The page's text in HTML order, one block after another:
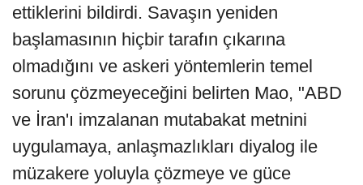
ettiklerini bildirdi. Savaşın yeniden
başlamasının hiçbir tarafın çıkarına
olmadığını ve askeri yöntemlerin temel
sorunu çözmeyeceğini belirten Mao, "ABD
ve İran'ı imzalanan mutabakat metnini
uygulamaya, anlaşmazlıkları diyalog ile
müzakere yoluyla çözmeye ve güce